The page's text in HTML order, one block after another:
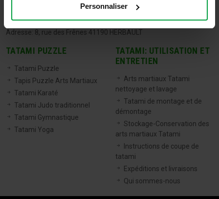
Personnaliser
Email:info@tatamixstore.com
Adresse: 8, rue des Frênes 41190 HERBAULT
TATAMI PUZZLE
Tatami Puzzle
Tapis Puzzle Arts Martiaux
Tatami Karaté
Tatami Judo traditionnel
Tatami Gymnastique
Tatami Yoga
TATAMI: UTILISATION ET
ENTRETIEN
Arts martiaux Tatami
nettoyage et lavage
Tatami de montage et de
démontage
Stockage-Conservation des
arts martiaux Tatami
Instructions de coupe de
tatami
Expéditions et livraisons
Qui sommes-nous